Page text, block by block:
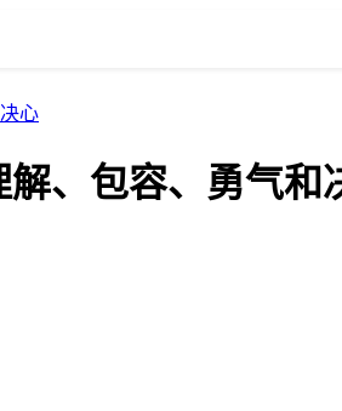
心
解、包容、勇气和